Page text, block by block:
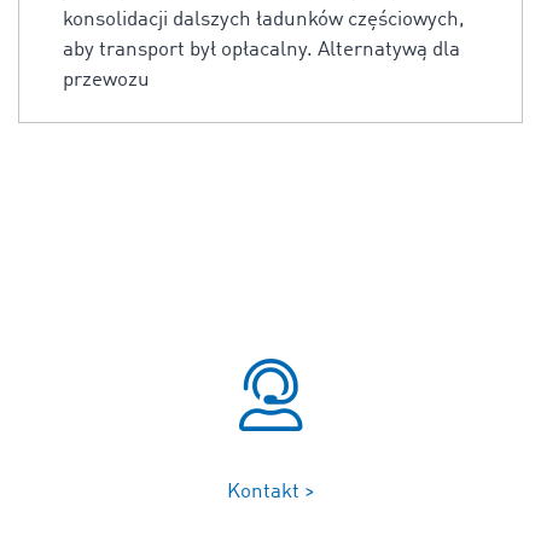
konsolidacji dalszych ładunków częściowych,
aby transport był opłacalny. Alternatywą dla
przewozu
Kontakt >